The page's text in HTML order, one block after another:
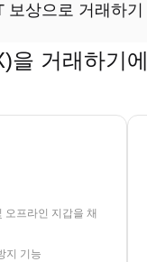
상으로 거래하기
을 거래하기
프라인 지갑을 채
지 기능